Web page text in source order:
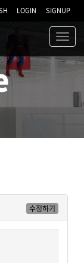
LOGIN SIGNUP
수정하기